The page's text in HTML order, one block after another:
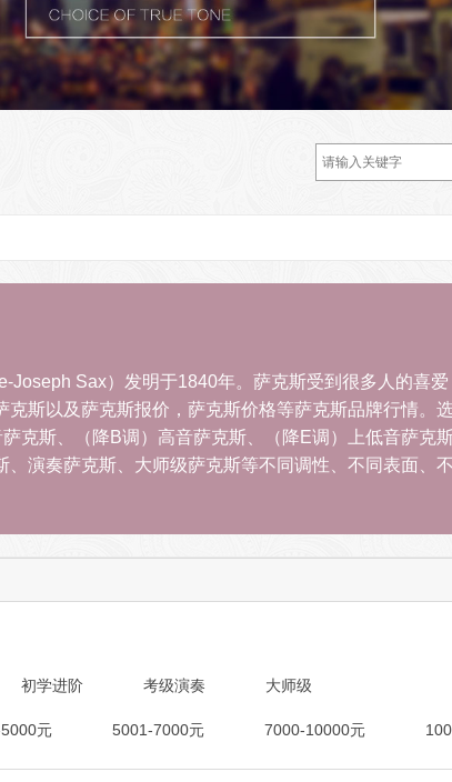
Sax）发明于1840年。萨克斯受到很多人的喜
斯以及萨克斯报价，萨克斯价格等萨克斯品牌行情。
克斯、（降B调）高音萨克斯、（降E调）上低音萨克
演奏萨克斯、大师级萨克斯等不同调性、不同表面、
初学进阶 考级演奏 大师级
元 5001-7000元 7000-10000元